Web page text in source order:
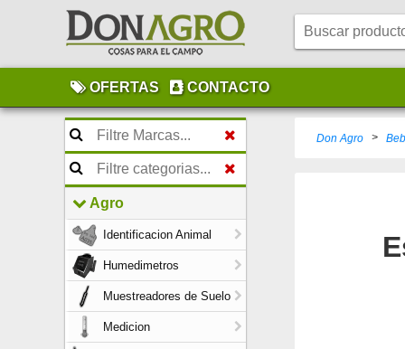
OFERTAS CONTACTO
Agro
Identificacion Animal
Humedimetros
Muestreadores de Suelo
Medicion
Don Agro >